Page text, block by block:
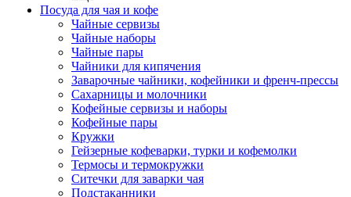
Посуда для чая и кофе
Чайные сервизы
Чайные наборы
Чайные пары
Чайники для кипячения
Заварочные чайники, кофейники и френч-прессы
Сахарницы и молочники
Кофейные сервизы и наборы
Кофейные пары
Кружки
Гейзерные кофеварки, турки и кофемолки
Термосы и термокружки
Ситечки для заварки чая
Подстаканники